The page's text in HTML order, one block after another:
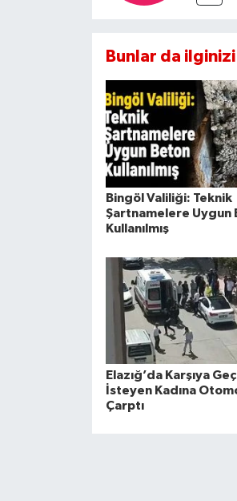
Bunlar da
Bingöl Valiliği: Teknik
Şartnamelere Uygun
Kullanılmış
Elazığ’da Karşıya
İsteyen Kadına
Çarptı